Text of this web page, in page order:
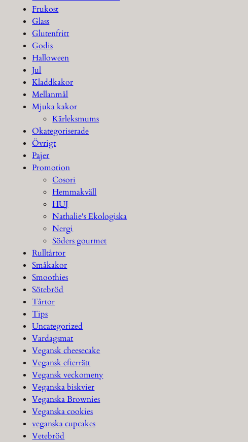
Frukost
Glass
Glutenfritt
Godis
Halloween
Jul
Kladdkakor
Mellanmål
Mjuka kakor
Kärleksmums
Okategoriserade
Övrigt
Pajer
Promotion
Cosori
Hemmakväll
HUJ
Nathalie's Ekologiska
Nergi
Söders gourmet
Rulltårtor
Småkakor
Smoothies
Sötebröd
Tårtor
Tips
Uncategorized
Vardagsmat
Vegansk cheesecake
Vegansk efterrätt
Vegansk veckomeny
Veganska biskvier
Veganska Brownies
Veganska cookies
veganska cupcakes
Vetebröd